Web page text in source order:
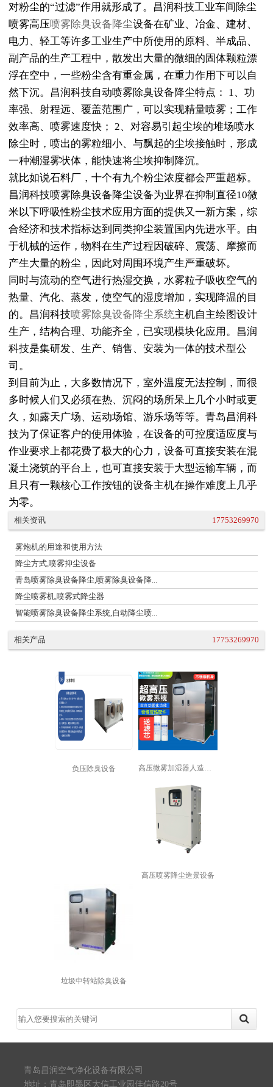
对粉尘的“过滤”作用就形成了。昌润科技工业车间除尘
喷雾高压喷雾除臭设备降尘设备在矿业、冶金、建材、
电力、轻工等许多工业生产中所使用的原料、半成品、
副产品的生产工程中，散发出大量的微细的固体颗粒漂
浮在空中，一些粉尘含有重金属，在重力作用下可以自
然下沉。昌润科技自动喷雾除臭设备降尘特点： 1、功
率强、射程远、覆盖范围广，可以实现精量喷雾；工作
效率高、喷雾速度快； 2、对容易引起尘埃的堆场喷水
除尘时，喷出的雾粒细小、与飘起的尘埃接触时，形成
一种潮湿雾状体，能快速将尘埃抑制降沉。
就比如说石料厂，十个有九个粉尘浓度都会严重超标。
昌润科技喷雾除臭设备降尘设备为业界在抑制直径10微
米以下呼吸性粉尘技术应用方面的提供又一新方案，综
合经济和技术指标达到同类抑尘装置国内先进水平。由
于机械的运作，物料在生产过程因破碎、震荡、摩擦而
产生大量的粉尘，因此对周围环境产生严重破坏。
同时与流动的空气进行热湿交换，水雾粒子吸收空气的
热量、汽化、蒸发，使空气的湿度增加，实现降温的目
的。昌润科技喷雾除臭设备降尘系统主机自主绘图设计
生产，结构合理、功能齐全，已实现模块化应用。昌润
科技是集研发、生产、销售、安装为一体的技术型公
司。
到目前为止，大多数情况下，室外温度无法控制，而很
多时候人们又必须在热、沉闷的场所呆上几个小时或更
久，如露天广场、运动场馆、游乐场等等。青岛昌润科
技为了保证客户的使用体验，在设备的可控度适应度与
作业要求上都花费了极大的心力，设备可直接安装在混
凝土浇筑的平台上，也可直接安装于大型运输车辆，而
且只有一颗核心工作按钮的设备主机在操作难度上几乎
为零。
相关资讯 17753269970
雾炮机的用途和使用方法
降尘方式,喷雾抑尘设备
青岛喷雾除臭设备降尘,喷雾除臭设备降...
降尘喷雾机,喷雾式降尘器
智能喷雾除臭设备降尘系统,自动降尘喷...
相关产品 17753269970
负压除臭设备 高压微雾加湿器人造雾加湿机景观喷雾降...
高压喷雾降尘造景设备
垃圾中转站除臭设备
青岛昌润空气净化设备有限公司
地址：青岛即墨区大信工业园佳信路20号